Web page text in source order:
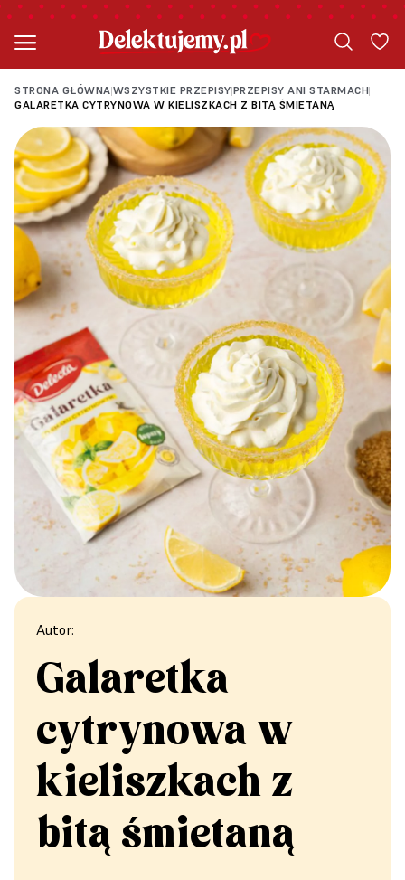
STRONA GŁÓWNA|WSZYSTKIE PRZEPISY|PRZEPISY ANI STARMACH|
GALARETKA CYTRYNOWA W KIELISZKACH Z BITĄ ŚMIETANĄ
Autor:
Galaretka
cytrynowa w
kieliszkach z
bitą śmietaną